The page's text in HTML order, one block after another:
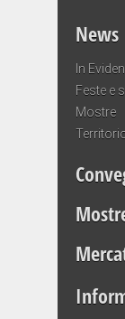
News
In
Feste e
Mostre